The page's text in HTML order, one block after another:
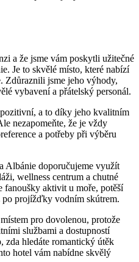
a že jsme⁤ vám​ poskytli ⁢užitečné
Je to skvělé místo, které nabízí
Zdůraznili jsme jeho výhody,
​vybavení a⁢ přátelský personál.
a to díky jeho kvalitním
nezapomeňte, že ⁢je​ vždy
a potřeby při výběru
Albánie doporučujeme využít
wellness centrum a⁢ chutné‍
fanoušky aktivit u moře, ⁤potěší​
po​ projížďky ⁤vodním​ skútrem.
pro‍ dovolenou, protože
službami a ‍dostupností⁣
zda‍ hledáte romantický⁤ útěk
hotel vám nabídne skvělý⁢